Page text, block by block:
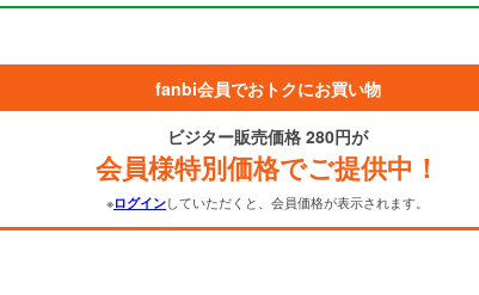
fanbi会員でおトクにお買い物
ビジター販売価格 280円が
会員様特別価格でご提供中！
※ログインしていただくと、会員価格が表示されます。